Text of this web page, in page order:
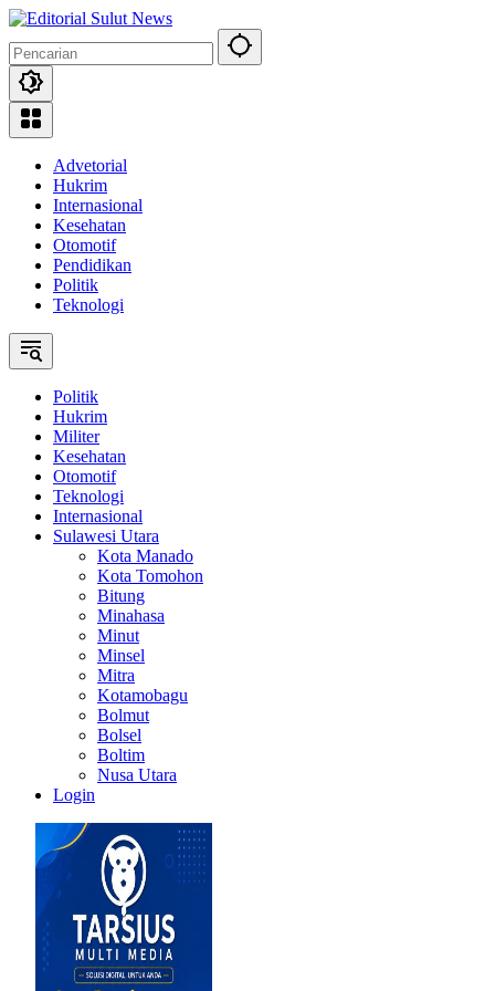
Langsung
konten
Advetorial
Hukrim
Internasional
Kesehatan
Otomotif
Pendidikan
Politik
Teknologi
Politik
Hukrim
Militer
Kesehatan
Otomotif
Teknologi
Internasional
Sulawesi Utara
Kota Manado
Kota Tomohon
Bitung
Minahasa
Minut
Minsel
Mitra
Kotamobagu
Bolmut
Bolsel
Boltim
Nusa Utara
Login